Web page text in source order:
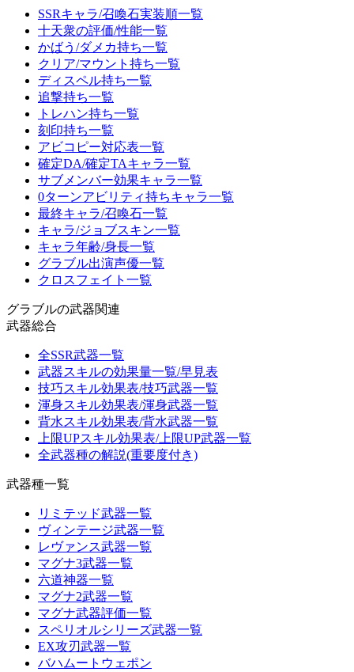
SSRキャラ/召喚石実装順一覧
十天衆の評価/性能一覧
かばう/ダメカ持ち一覧
クリア/マウント持ち一覧
ディスペル持ち一覧
追撃持ち一覧
トレハン持ち一覧
刻印持ち一覧
アビコピー対応表一覧
確定DA/確定TAキャラ一覧
サブメンバー効果キャラ一覧
0ターンアビリティ持ちキャラ一覧
最終キャラ/召喚石一覧
キャラ/ジョブスキン一覧
キャラ年齢/身長一覧
グラブル出演声優一覧
クロスフェイト一覧
グラブルの武器関連
武器総合
全SSR武器一覧
武器スキルの効果量一覧/早見表
技巧スキル効果表/技巧武器一覧
渾身スキル効果表/渾身武器一覧
背水スキル効果表/背水武器一覧
上限UPスキル効果表/上限UP武器一覧
全武器種の解説(重要度付き)
武器種一覧
リミテッド武器一覧
ヴィンテージ武器一覧
レヴァンス武器一覧
マグナ3武器一覧
六道神器一覧
マグナ2武器一覧
マグナ武器評価一覧
スペリオルシリーズ武器一覧
EX攻刃武器一覧
バハムートウェポン